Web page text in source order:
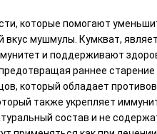
которые помогают
вкус мушмулы. Кумкват,
и поддерживают
раннее старение
который обладает
также укрепляет
состав и не